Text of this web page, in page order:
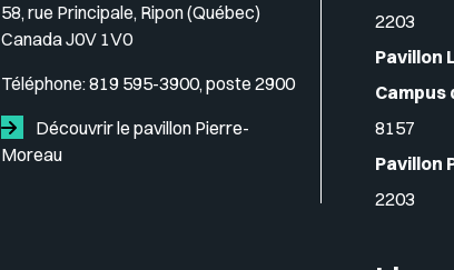
58, rue Principale, Ripon (Québec)
Canada J0V 1V0
Téléphone:819 595-3900, poste 2900
Découvrir le pavillon Pierre-
Moreau
2203
Pavillon
Campus
8157
Pavillon
2203